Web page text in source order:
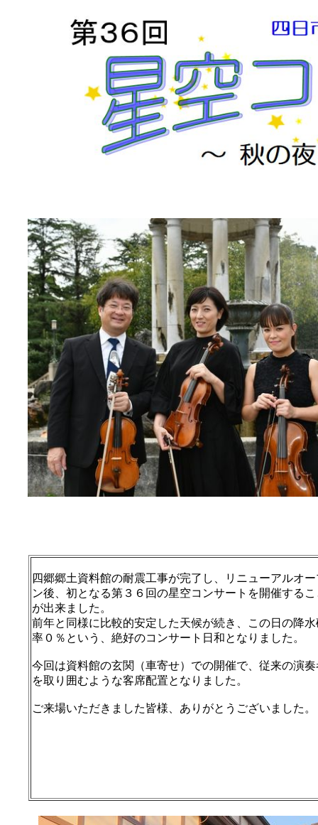
四郷郷土資料館の耐震工事が完了し、リニューアルオー
ン後、初となる第３６回の星空コンサートを開催するこ
が出来ました。
前年と同様に比較的安定した天候が続き、この日の降水
率０％という、絶好のコンサート日和となりました。
今回は資料館の玄関（車寄せ）での開催で、従来の演奏
を取り囲むような客席配置となりました。
ご来場いただきました皆様、ありがとうございました。